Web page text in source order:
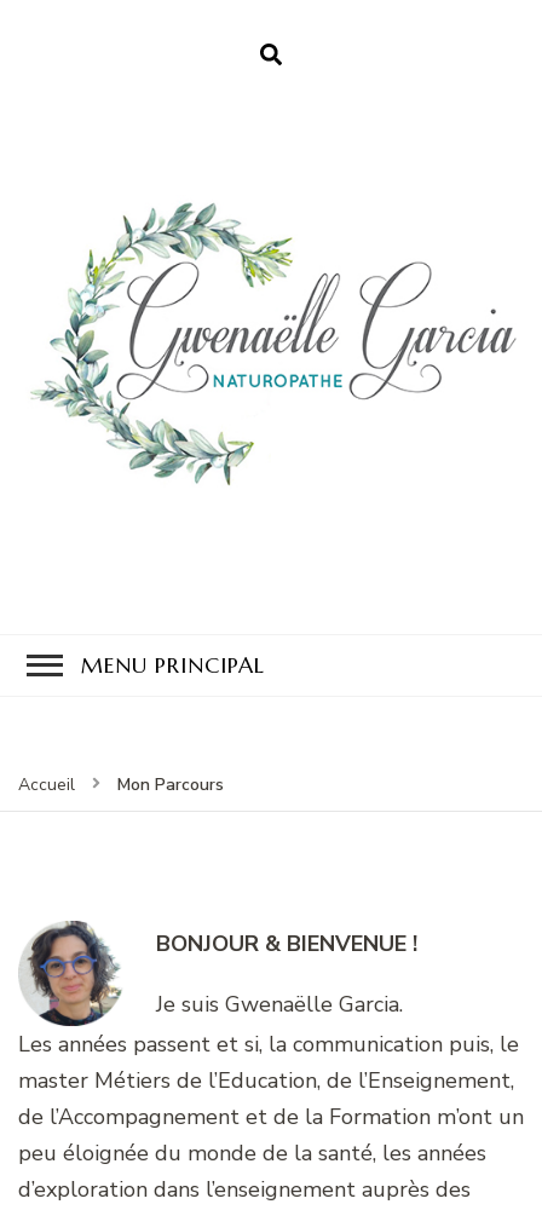
MENU PRINCIPAL
Accueil Mon Parcours
BONJOUR & BIENVENUE !
Je suis Gwenaëlle Garcia.
Les années passent et si, la communication puis, le
master Métiers de l’Education, de l’Enseignement,
de l’Accompagnement et de la Formation m’ont un
peu éloignée du monde de la santé, les années
d’exploration dans l’enseignement auprès des